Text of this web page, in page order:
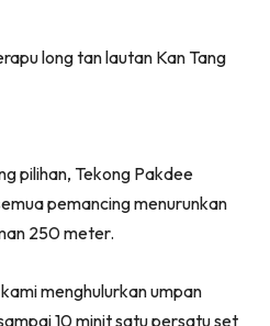
pilihan, Tekong Pakdee
pemancing menurunkan
250 meter.
menghulurkan umpan
10 minit satu persatu set